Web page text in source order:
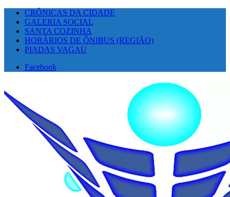
CRÔNICAS DA CIDADE
GALERIA SOCIAL
SANTA COZINHA
HORÁRIOS DE ÔNIBUS (REGIÃO)
PIADAS VAGAU
Facebook